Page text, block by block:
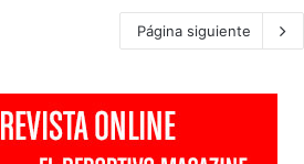
Página siguiente